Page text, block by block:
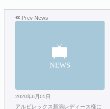
Prev News
2020年6月05日
アルビレックス新潟レディース様に